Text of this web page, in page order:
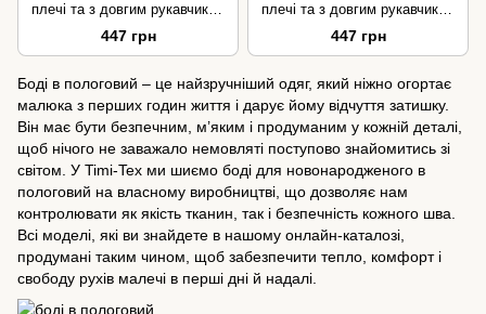
плечі та з довгим рукавчиком
рожевого кольору з принтом
"rainbow" для дівчинки
447 грн
плечі та з довгим рукавчиком
з принтом "квіточки" для
дівчинки
447 грн
Боді в пологовий – це найзручніший одяг, який ніжно огортає
малюка з перших годин життя і дарує йому відчуття затишку.
Він має бути безпечним, м’яким і продуманим у кожній деталі,
щоб нічого не заважало немовляті поступово знайомитись зі
світом. У Timi-Tex ми шиємо боді для новонародженого в
пологовий на власному виробництві, що дозволяє нам
контролювати як якість тканин, так і безпечність кожного шва.
Всі моделі, які ви знайдете в нашому онлайн-каталозі,
продумані таким чином, щоб забезпечити тепло, комфорт і
свободу рухів малечі в перші дні й надалі.